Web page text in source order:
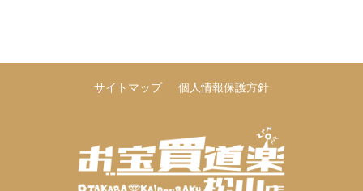
サイトマップ 個人情報保護方針